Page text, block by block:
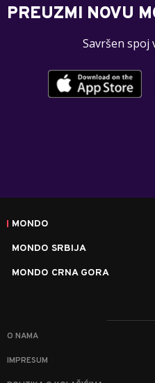
PREUZMI NOVU
Savršen spoj
MONDO
MONDO SRBIJA
MONDO CRNA GORA
O NAMA
IMPRESUM